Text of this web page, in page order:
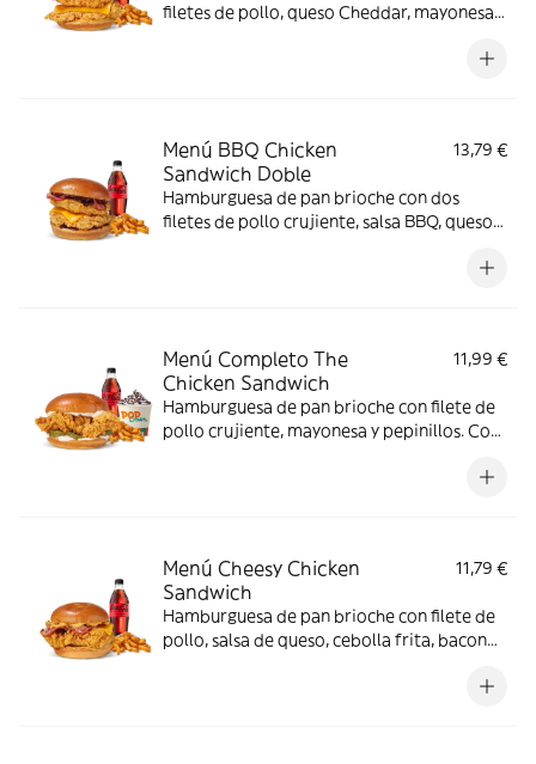
filetes de pollo, queso Cheddar, mayonesa,
Menú BBQ Chicken
Sandwich Doble
13,79 €
Hamburguesa de pan brioche con dos
filetes de pollo crujiente, salsa BBQ, queso
Menú Completo The
Chicken Sandwich
11,99 €
Hamburguesa de pan brioche con filete de
pollo crujiente, mayonesa y pepinillos. Con
Menú Cheesy Chicken
Sandwich
11,79 €
Hamburguesa de pan brioche con filete de
pollo, salsa de queso, cebolla frita, bacon